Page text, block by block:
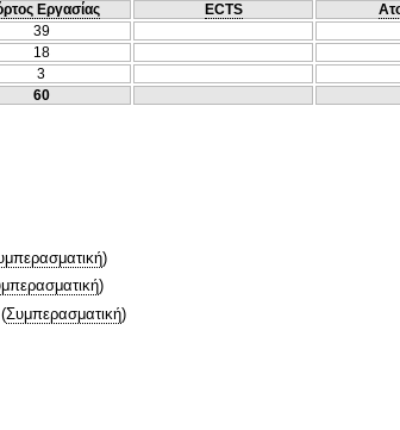
Εργασίας ECTS
39
18
3
60
)
)
(Συμπερασματική)